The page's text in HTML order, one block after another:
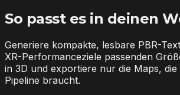
So passt es in deinen
Generiere kompakte, lesbare PBR-
XR-Performanceziele passenden
in 3D und exportiere nur die Maps, die
Pipeline braucht.